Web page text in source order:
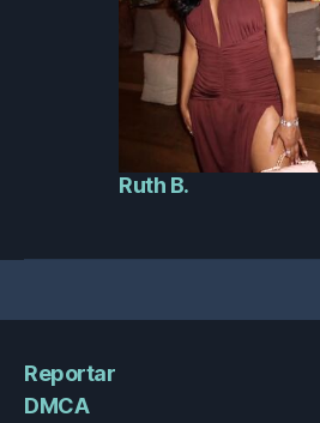
Ruth B.
Reportar
DMCA